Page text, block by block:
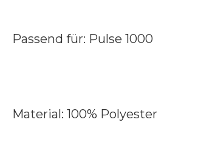
Passend für: Pulse 1000
Material: 100% Polyester